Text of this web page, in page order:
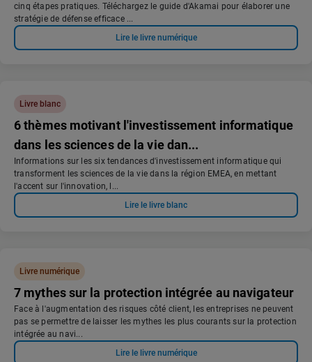
cinq étapes pratiques. Téléchargez le guide d'Akamai pour élaborer une
stratégie de défense efficace ...
Lire le livre numérique
Livre blanc
6 thèmes motivant l'investissement informatique
dans les sciences de la vie dan...
Informations sur les six tendances d'investissement informatique qui
transforment les sciences de la vie dans la région EMEA, en mettant
l'accent sur l'innovation, l...
Lire le livre blanc
Livre numérique
7 mythes sur la protection intégrée au navigateur
Face à l'augmentation des risques côté client, les entreprises ne peuvent
pas se permettre de laisser les mythes les plus courants sur la protection
intégrée au navi...
Lire le livre numérique